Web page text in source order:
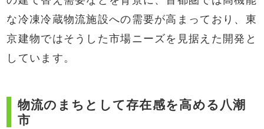
な冷凍冷蔵物流施設への需要が高まっており、東
京建物ではそうした市場ニーズを見据えた開発と
しています。
物流のまちとして存在感を高める八潮
市